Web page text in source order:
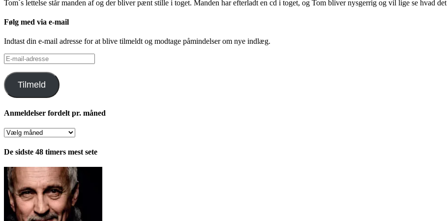
Tom´s lettelse står manden af og der bliver pænt stille i toget. Manden har efterladt en cd i toget, og Tom bliver nysgerrig og vil lige se hvad det
Følg med via e-mail
Indtast din e-mail adresse for at blive tilmeldt og modtage påmindelser om nye indlæg.
E-
mail-
adresse
Tilmeld
Anmeldelser fordelt pr. måned
Anmeldelser
pr.
De sidste 48 timers mest sete